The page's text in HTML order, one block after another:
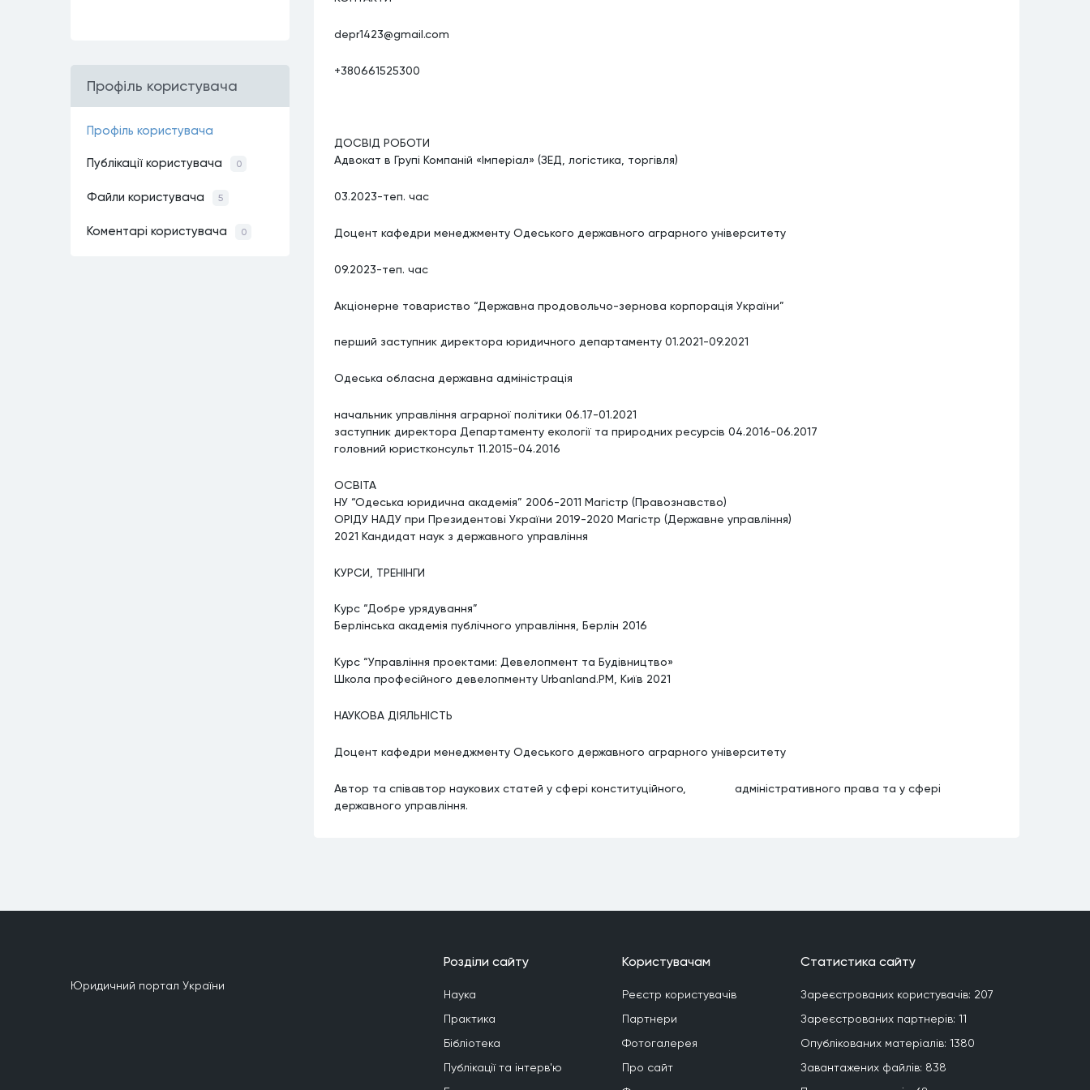
Профiль користувачa
Профiль користувачa
Публiкацiї користувачa 0
Файли користувачa 5
Коментарi користувачa 0
depr1423@gmail.com
+380661525300
ДОСВІД РОБОТИ
Адвокат в Групі Компаній «Імперіал» (ЗЕД, логістика, торгівля)
03.2023-теп. час
Доцент кафедри менеджменту Одеського державного аграрного університету
09.2023-теп. час
Акціонерне товариство “Державна продовольчо-зернова корпорація України”
перший заступник директора юридичного департаменту 01.2021-09.2021
Одеська обласна державна адміністрація
начальник управління аграрної політики 06.17-01.2021
заступник директора Департаменту екології та природних ресурсів 04.2016-06.2017
головний юристконсульт 11.2015-04.2016
ОСВІТА
НУ “Одеська юридична академія” 2006-2011 Магістр (Правознавство)
ОРІДУ НАДУ при Президентові України 2019-2020 Магістр (Державне управління)
2021 Кандидат наук з державного управління
КУРСИ, ТРЕНІНГИ
Курс “Добре урядування”
Берлінська академія публічного управління, Берлін 2016
Курс “Управління проектами: Девелопмент та Будівництво»
Школа професійного девелопменту Urbanland.PM, Київ 2021
НАУКОВА ДІЯЛЬНІСТЬ
Доцент кафедри менеджменту Одеського державного аграрного університету
Автор та співавтор наукових статей у сфері конституційного, адміністративного права та у сфері
державного управління.
Юридичний портал України
Роздiли сайту
Наука
Практика
Бiблiотека
Публiкацiї та iнтерв'ю
Користувачам
Реєстр користувачiв
Партнери
Фотогалерея
Про сайт
Статистика сайту
Зареєстрованих користувачiв: 207
Зареєстрованих партнерiв: 11
Опублiкованих матерiалiв: 1380
Завантажених файлiв: 838